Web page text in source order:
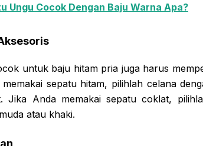
Ungu Cocok Dengan Baju Warna Apa?
untuk baju hitam pria juga harus
sepatu hitam, pilihlah celana
Jika Anda memakai sepatu coklat,
atau khaki.